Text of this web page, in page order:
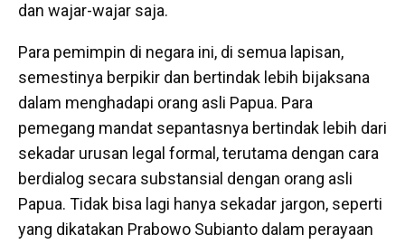
dan wajar-wajar saja.
Para pemimpin di negara ini, di semua lapisan,
semestinya berpikir dan bertindak lebih bijaksana
dalam menghadapi orang asli Papua. Para
pemegang mandat sepantasnya bertindak lebih dari
sekadar urusan legal formal, terutama dengan cara
berdialog secara substansial dengan orang asli
Papua. Tidak bisa lagi hanya sekadar jargon, seperti
yang dikatakan Prabowo Subianto dalam perayaan